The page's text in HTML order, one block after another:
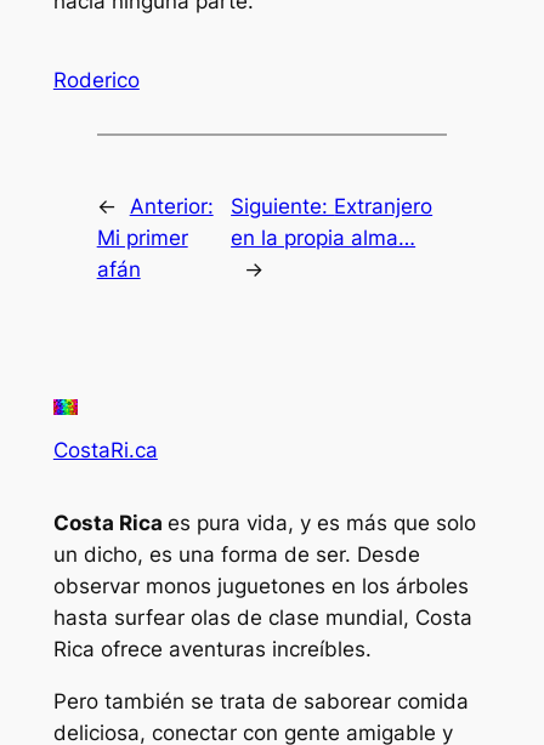
Roderico
← Anterior:
Mi primer
afán
Siguiente: Extranjero
en la propia alma…
→
CostaRi.ca
Costa Rica es pura vida, y es más que solo
un dicho, es una forma de ser. Desde
observar monos juguetones en los árboles
hasta surfear olas de clase mundial, Costa
Rica ofrece aventuras increíbles.
Pero también se trata de saborear comida
deliciosa, conectar con gente amigable y